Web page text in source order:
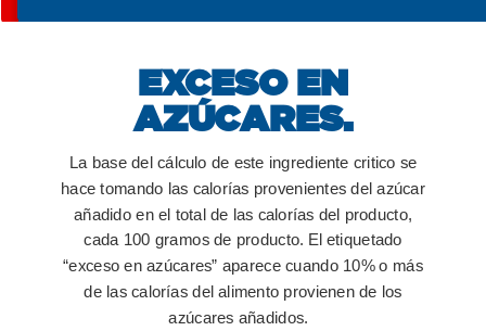
EXCESO EN
AZÚCARES.
La base del cálculo de este ingrediente critico se
hace tomando las calorías provenientes del azúcar
añadido en el total de las calorías del producto,
cada 100 gramos de producto. El etiquetado
“exceso en azúcares” aparece cuando 10% o más
de las calorías del alimento provienen de los
azúcares añadidos.